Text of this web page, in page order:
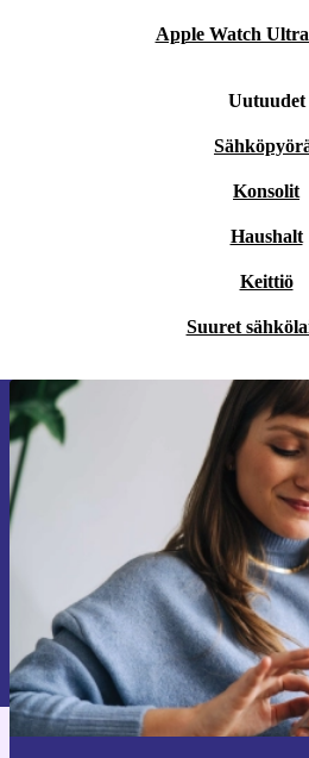
Apple Watch Ultra
Uutuudet
Konsolit
Haushalt
Keittiö
Suuret
Liity ensimmäistä
tilaajaksi ja säästä
Älä missaa enää
Pyydä
Lisätietoja henkilötietojen käytöstä löydät